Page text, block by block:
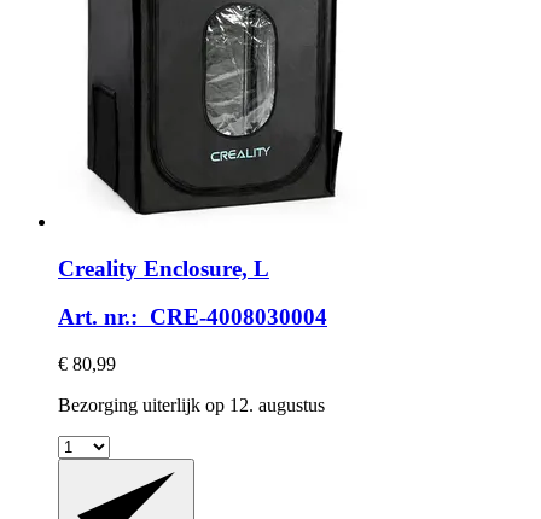
Creality Enclosure, L
Art. nr.: CRE-4008030004
€ 80,99
Bezorging uiterlijk op 12. augustus